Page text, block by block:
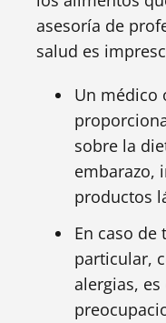
asesoría de
salud es
Un médico
sobre la
embarazo,
productos
En caso
particular,
alergias,